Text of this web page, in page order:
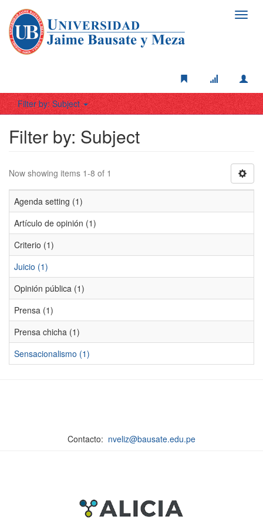
Filter by: Subject
Filter by: Subject
Now showing items 1-8 of 1
Agenda setting (1)
Artículo de opinión (1)
Criterio (1)
Juicio (1)
Opinión pública (1)
Prensa (1)
Prensa chicha (1)
Sensacionalismo (1)
Contacto: nveliz@bausate.edu.pe